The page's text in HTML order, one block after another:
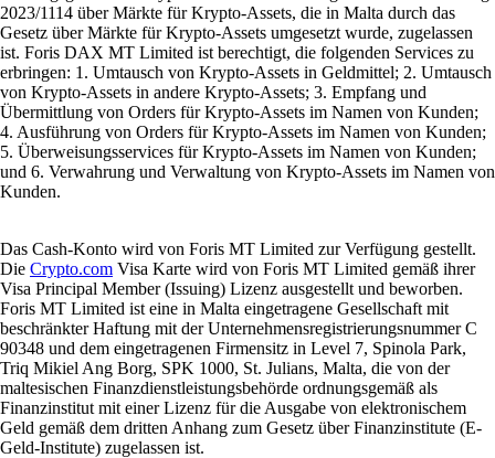
2023/1114 über Märkte für Krypto-Assets, die in Malta durch das
Gesetz über Märkte für Krypto-Assets umgesetzt wurde, zugelassen
ist. Foris DAX MT Limited ist berechtigt, die folgenden Services zu
erbringen: 1. Umtausch von Krypto-Assets in Geldmittel; 2. Umtausch
von Krypto-Assets in andere Krypto-Assets; 3. Empfang und
Übermittlung von Orders für Krypto-Assets im Namen von Kunden;
4. Ausführung von Orders für Krypto-Assets im Namen von Kunden;
5. Überweisungsservices für Krypto-Assets im Namen von Kunden;
und 6. Verwahrung und Verwaltung von Krypto-Assets im Namen von
Kunden.
Das Cash-Konto wird von Foris MT Limited zur Verfügung gestellt.
Die Crypto.com Visa Karte wird von Foris MT Limited gemäß ihrer
Visa Principal Member (Issuing) Lizenz ausgestellt und beworben.
Foris MT Limited ist eine in Malta eingetragene Gesellschaft mit
beschränkter Haftung mit der Unternehmensregistrierungsnummer C
90348 und dem eingetragenen Firmensitz in Level 7, Spinola Park,
Triq Mikiel Ang Borg, SPK 1000, St. Julians, Malta, die von der
maltesischen Finanzdienstleistungsbehörde ordnungsgemäß als
Finanzinstitut mit einer Lizenz für die Ausgabe von elektronischem
Geld gemäß dem dritten Anhang zum Gesetz über Finanzinstitute (E-
Geld-Institute) zugelassen ist.